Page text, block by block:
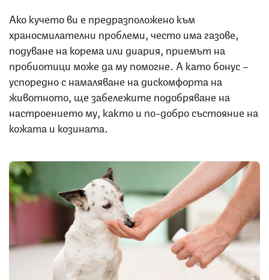
Ако кучето ви е предразположено към
храносмилателни проблеми, често има газове,
подуване на корема или диария, приемът на
пробиотици може да му помогне. А като бонус –
успоредно с намаляване на дискомфорта на
животното, ще забележите подобряване на
настроението му, както и по-добро състояние на
кожата и козината.